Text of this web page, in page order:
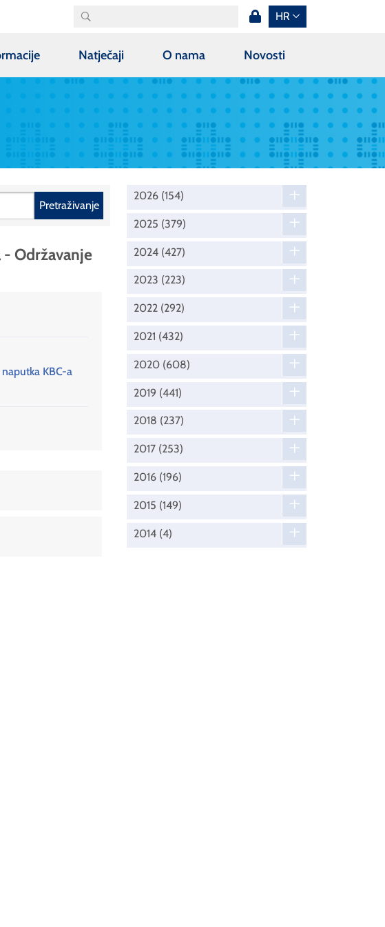
HR
Natječaji O nama Novosti
Pretraživanje
- Održavanje
KBC-a
2026 (154)
2025 (379)
2024 (427)
2023 (223)
2022 (292)
2021 (432)
2020 (608)
2019 (441)
2018 (237)
2017 (253)
2016 (196)
2015 (149)
2014 (4)